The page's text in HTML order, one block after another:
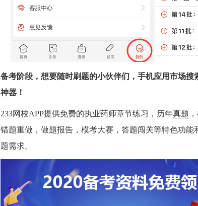
备考阶段，想要随时刷题的小伙伴们，手机应用市场搜
神器！
233网校APP提供免费的执业药师章节练习，历年真题
错题重做，做题报告，模考大赛，答题闯关等特色功能
题需求。